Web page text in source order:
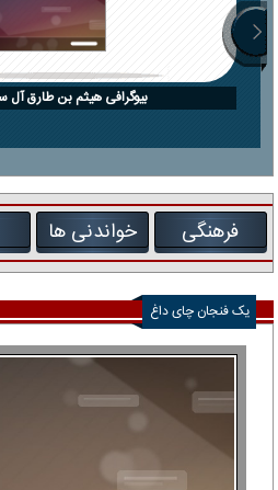
بیوگرافی هیثم بن طارق آل
فرهنگی خواندنی ها
یک فنجان چای داغ